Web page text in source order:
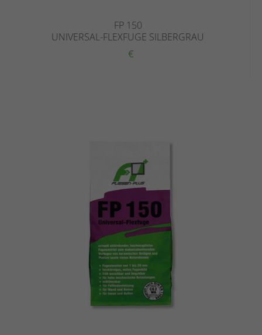
FP 150
UNIVERSAL-FLEXFUGE SILBERGRAU
€